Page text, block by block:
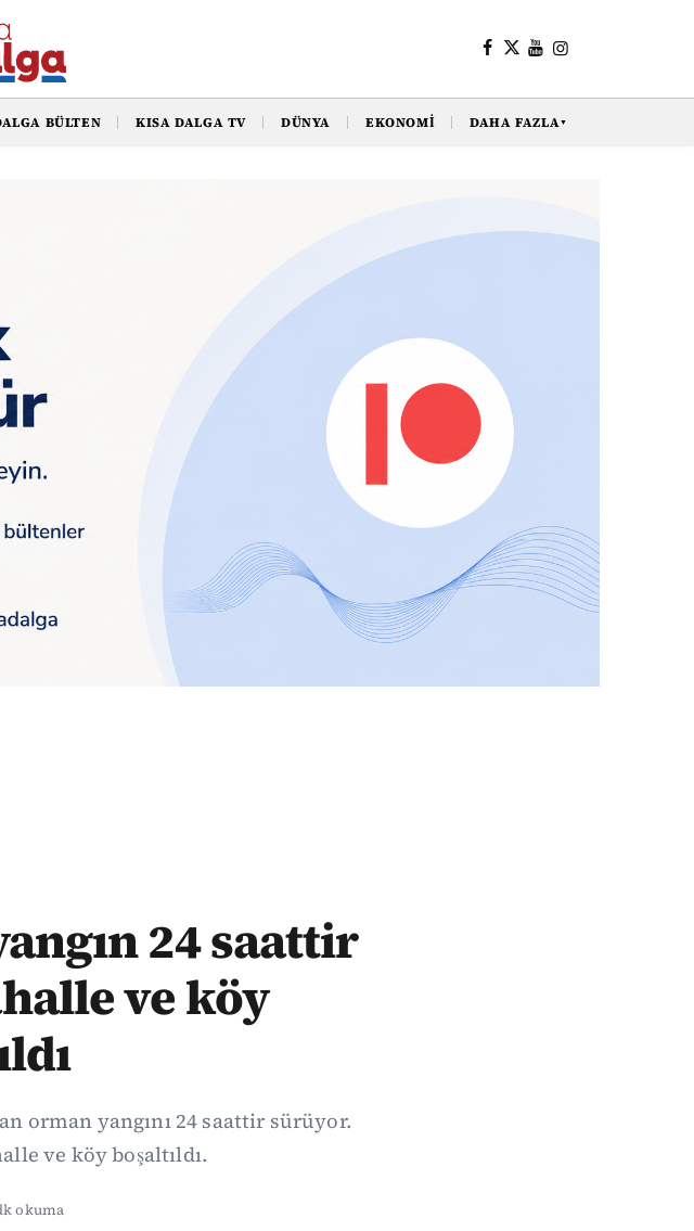
BÜLTEN KISA DALGA TV DÜNYA EKONOMI DAHA FAZLA▼
24 saattir
ve köy
orman yangını 24 saattir sürüyor.
ve köy boşaltıldı.
okuma